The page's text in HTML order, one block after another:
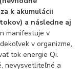
k akumulácii
a následne aj
manifestuje v
v organizme,
tok energie Qi.
nevysvetliteľné a